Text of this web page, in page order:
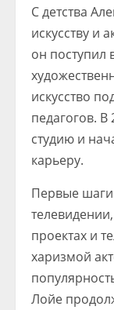
С детства
искусству и
он поступил
искусство
педагогов.
студию и
карьеру.
Первые шаги
проектах и
харизмой
Лойе